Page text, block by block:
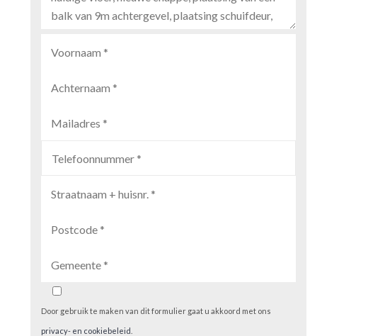
Door gebruik te maken van dit formulier gaat u akkoord met ons
privacy- en cookiebeleid